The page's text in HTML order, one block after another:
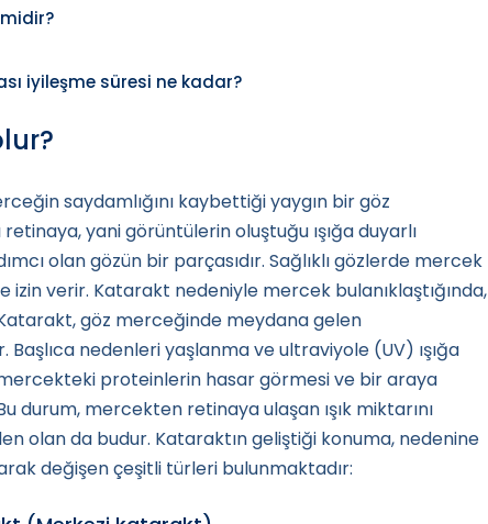
iyileşme süresi ne kadar?
saydamlığını kaybettiği yaygın bir göz
retinaya, yani görüntülerin oluştuğu ışığa duyarlı
olan gözün bir parçasıdır. Sağlıklı gözlerde mercek
izin verir. Katarakt nedeniyle mercek bulanıklaştığında,
göz merceğinde meydana gelen
Başlıca nedenleri yaşlanma ve ultraviyole (UV) ışığa
proteinlerin hasar görmesi ve bir araya
durum, mercekten retinaya ulaşan ışık miktarını
olan da budur. Kataraktın geliştiği konuma, nedenine
değişen çeşitli türleri bulunmaktadır: